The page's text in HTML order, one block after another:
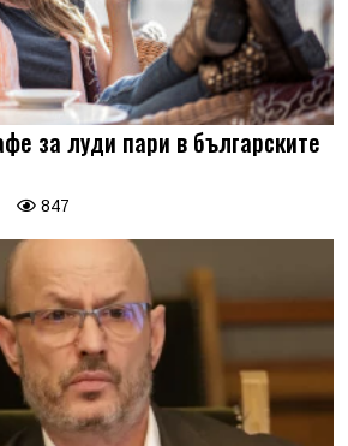
за луди пари в българските
847